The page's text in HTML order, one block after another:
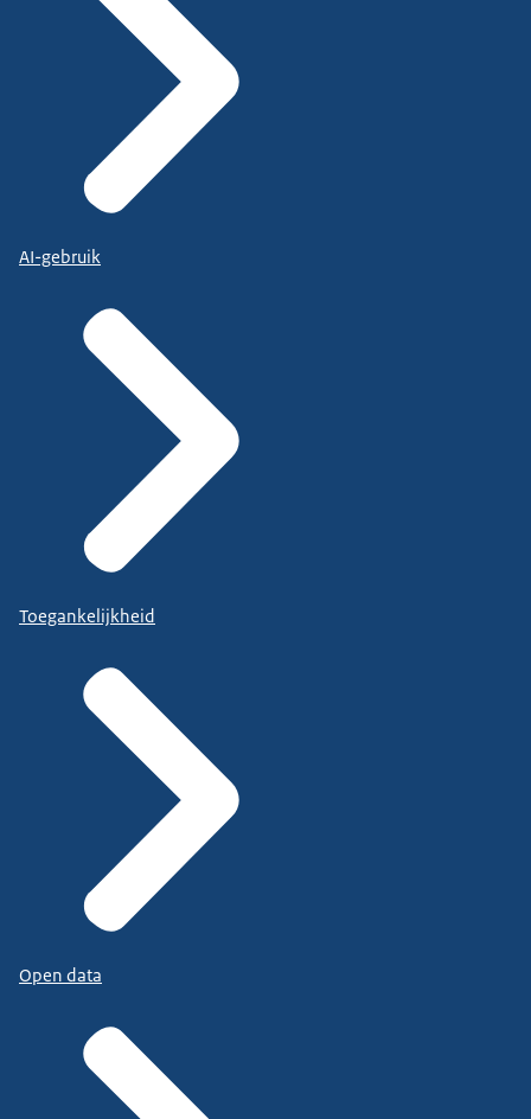
AI-gebruik
Toegankelijkheid
Open data